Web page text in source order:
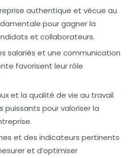
authentique et vécue au
pour gagner la
et collaborateurs.
salariés et une communication
favorisent leur rôle
et la qualité de vie au travail
puissants pour valoriser la
et des indicateurs pertinents
et d’optimiser